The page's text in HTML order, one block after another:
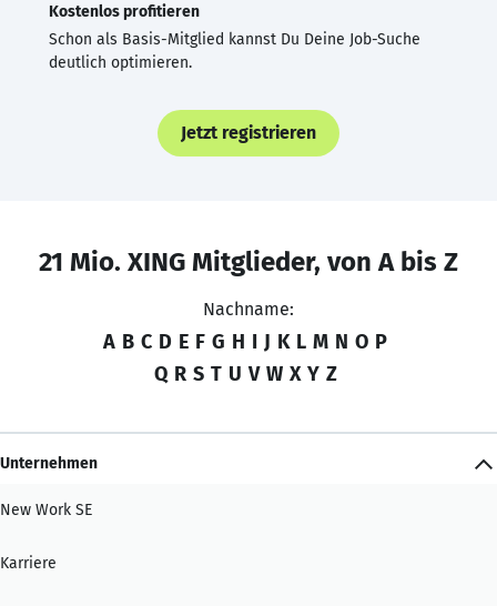
Kostenlos profitieren
Schon als Basis-Mitglied kannst Du Deine Job-Suche
deutlich optimieren.
Jetzt registrieren
21 Mio. XING Mitglieder, von A bis Z
Nachname:
A B C D E F G H I J K L M N O P
Q R S T U V W X Y Z
Unternehmen
New Work SE
Karriere